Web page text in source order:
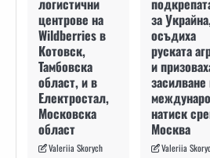
логистични
центрове на
Wildberries в
Котовск,
Тамбовска
област, и в
Електростал,
Московска
област
Valeriia Skorych
за
осъдиха
руската
и
засилване
натиск
Москва
Valeriia